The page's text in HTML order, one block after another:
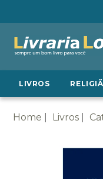
LIVROS
Home Livros